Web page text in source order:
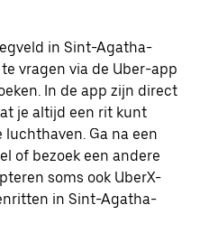
in Sint-Agatha-
vragen via de Uber-app
In de app zijn direct
je altijd een rit kunt
Ga na een
of bezoek een andere
soms ook UberX-
in Sint-Agatha-